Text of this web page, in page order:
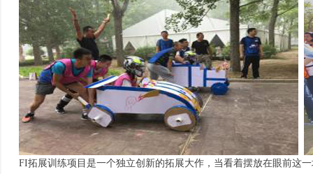
FI拓展训练项目是一个独立创新的拓展大作，当看着摆放在眼前这